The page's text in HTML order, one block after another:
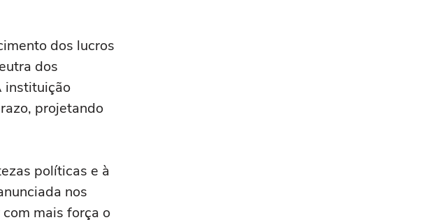
dos lucros
dos
instituição
projetando
políticas e à
nos
mais força o